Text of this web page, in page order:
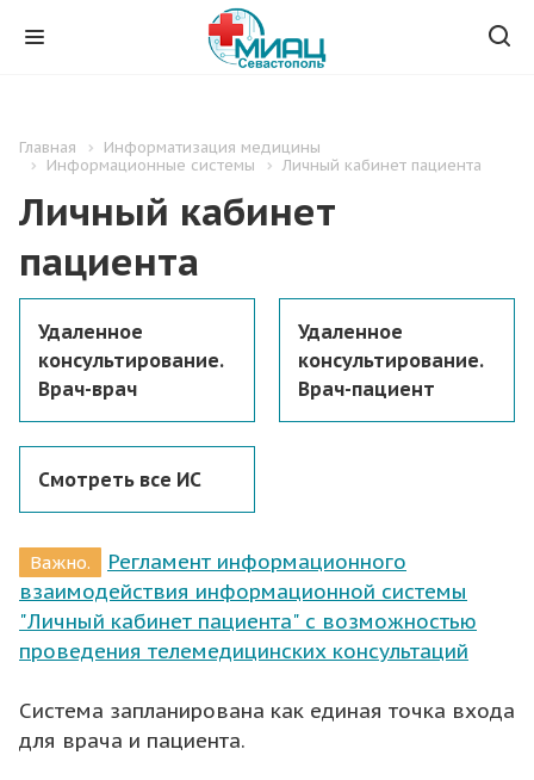
Главная
Информатизация медицины
Информационные системы
Личный кабинет пациента
Личный кабинет
пациента
Удаленное
консультирование.
Врач-врач
Удаленное
консультирование.
Врач-пациент
Смотреть все ИС
Важно.
Регламент информационного
взаимодействия информационной системы
"Личный кабинет пациента" с возможностью
проведения телемедицинских консультаций
Система запланирована как единая точка входа
для врача и пациента.